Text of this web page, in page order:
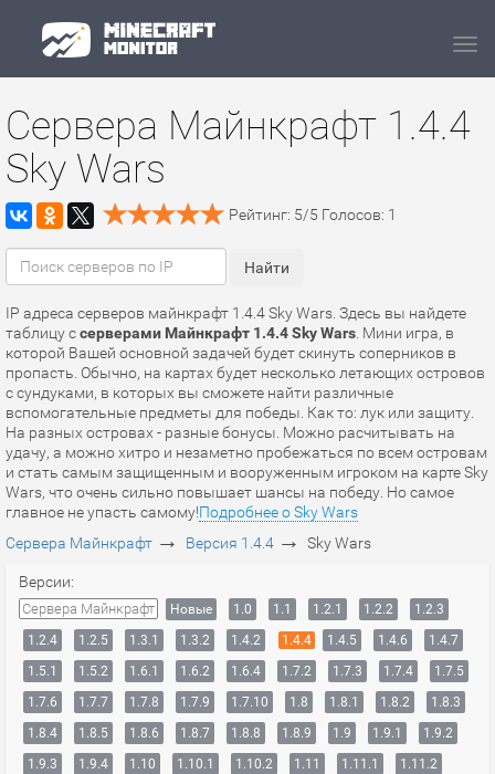
Сервера Майнкрафт 1.4.4
Sky Wars
Рейтинг: 5/5 Голосов: 1
IP адреса серверов майнкрафт 1.4.4 Sky Wars. Здесь вы найдете
таблицу ссерверами Майнкрафт 1.4.4 Sky Wars . Мини игра, в
которой Вашей основной задачей будет скинуть соперников в
пропасть. Обычно, на картах будет несколько летающих островов
с сундуками, в которых вы сможете найти различные
вспомогательные предметы для победы. Как то: лук или защиту.
На разных островах - разные бонусы. Можно расчитывать на
удачу, а можно хитро и незаметно пробежаться по всем островам
и стать самым защищенным и вооруженным игроком на карте Sky
Wars, что очень сильно повышает шансы на победу. Но самое
главное не упасть самому!Подробнее о Sky Wars
Сервера Майнкрафт → Версия 1.4.4 → Sky Wars
Версии:
Сервера Майнкрафт Новые 1.0 1.1 1.2.1 1.2.2
1.2.3
1.2.4
1.2.5 1.3.1 1.3.2 1.4.2 1.4.4 1.4.5 1.4.6
1.4.7
1.5.1
1.5.2 1.6.1 1.6.2 1.6.4 1.7.2 1.7.3 1.7.4
1.7.5
1.7.6
1.7.7 1.7.8 1.7.9 1.7.10 1.8 1.8.1 1.8.2
1.8.3
1.8.4
1.8.5 1.8.6 1.8.7 1.8.8 1.8.9 1.9 1.9.1
1.9.2
1.9.3
1.9.4 1.10 1.10.1 1.10.2 1.11 1.11.1
1.11.2